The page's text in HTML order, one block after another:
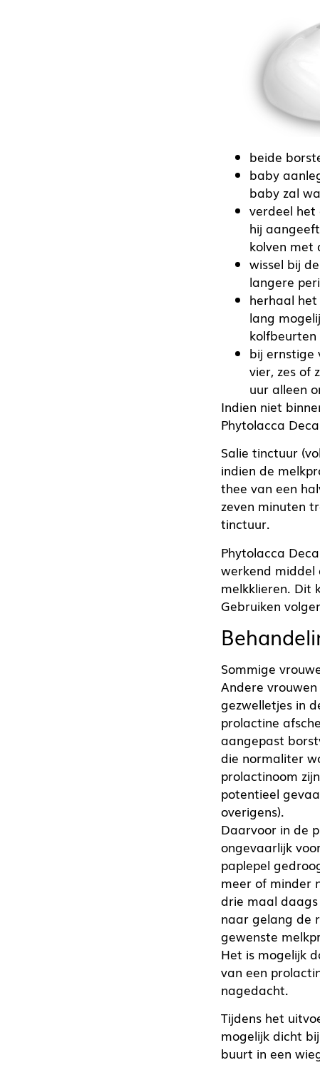
beide
baby
baby zal
verdeel
hij
kolven met
wissel bij
langere
herhaal
lang
kolfbeurten
bij ernstige
vier, zes of
uur alleen
Indien niet
Phytolacca
Salie tinctuur
indien de
thee van een
zeven minuten
tinctuur.
Phytolacca
werkend
melkklieren. Dit
Gebruiken
Sommige
Andere
gezwelletjes in
prolactine
aangepast
die normaliter
prolactinoom
potentieel
overigens).
Daarvoor in de
ongevaarlijk
paplepel
meer of minder
drie maal daags
naar gelang de
gewenste
Het is mogelijk
van een
nagedacht.
Tijdens het
mogelijk dicht
buurt in een